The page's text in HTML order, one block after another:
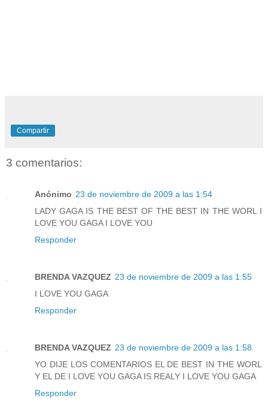
Compartir
3 comentarios:
Anónimo 23 de noviembre de 2009 a las 1:54
LADY GAGA IS THE BEST OF THE BEST IN THE WORL I
LOVE YOU GAGA I LOVE YOU
Responder
BRENDA VAZQUEZ 23 de noviembre de 2009 a las 1:55
I LOVE YOU GAGA
Responder
BRENDA VAZQUEZ 23 de noviembre de 2009 a las 1:58
YO DIJE LOS COMENTARIOS EL DE BEST IN THE WORL
Y EL DE I LOVE YOU GAGA IS REALY I LOVE YOU GAGA
Responder